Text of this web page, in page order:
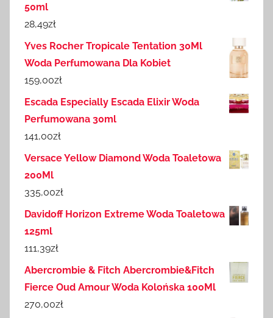
50ml
28,49zł
Yves Rocher Tropicale Tentation 30Ml
Woda Perfumowana Dla Kobiet
159,00zł
Escada Especially Escada Elixir Woda
Perfumowana 30ml
141,00zł
Versace Yellow Diamond Woda Toaletowa
200Ml
335,00zł
Davidoff Horizon Extreme Woda Toaletowa
125ml
111,39zł
Abercrombie & Fitch Abercrombie&Fitch
Fierce Oud Amour Woda Kolońska 100Ml
270,00zł